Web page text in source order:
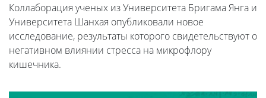
Коллаборация ученых из Университета Бригама Янга и
Университета Шанхая опубликовали новое
исследование, результаты которого свидетельствуют о
негативном влиянии стресса на микрофлору
кишечника.